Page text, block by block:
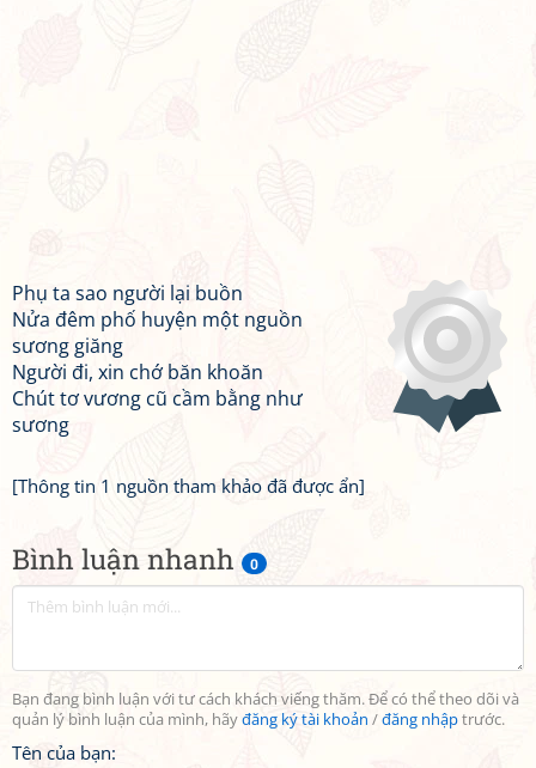
Bình luận nhanh 0
Bạn đang bình luận với tư cách khách viếng thăm. Để có thể theo dõi và
quản lý bình luận của mình, hãyđăng ký tài khoản /đăng nhậptrước.
Tên của bạn:
Phụ ta sao người lại buồn
Nửa đêm phố huyện một nguồn
sương giăng
Người đi, xin chớ băn khoăn
Chút tơ vương cũ cầm bằng như
sương
[Thông tin 1 nguồn tham khảo đã được ẩn]